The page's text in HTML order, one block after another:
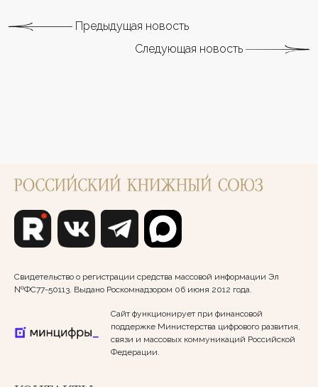
Предыдущая новость
Следующая новость
Свидетельство о регистрации средства массовой информации Эл
№ФС77-50113. Выдано Роскомнадзором 06 июня 2012 года.
Сайт функционирует при финансовой
поддержке Министерства цифрового развития,
связи и массовых коммуникаций Российской
Федерации.